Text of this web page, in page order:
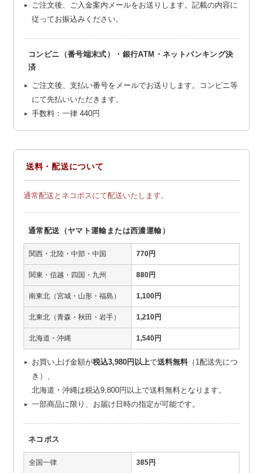
ご注文後、ご入金案内メールをお送りします。記載の内容に
従ってお振込みください。
コンビニ（番号端末式）・銀行ATM・ネットバンキング決
済
ご注文後、支払い番号をメールでお送りします。コンビニ等
にて先払いいただきます。
手数料：一律440円
送料・配送について
通常配送とネコポスにて配送いたします。
通常配送（ヤマト運輸または西濃運輸）
関西・北陸・中部・中国 770円
関東・信越・四国・九州 880円
南東北（宮城・山形・福島） 1,100円
北東北（青森・秋田・岩手） 1,210円
北海道・沖縄 1,540円
お買い上げ金額が税込3,980円以上で送料無料（1配送先につ
き）、
北海道・沖縄は税込9,800円以上で送料無料となります。
一部商品に限り、お届け日時の指定が可能です。
ネコポス
全国一律 385円